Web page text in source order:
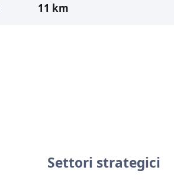
11 km
Settori strategici